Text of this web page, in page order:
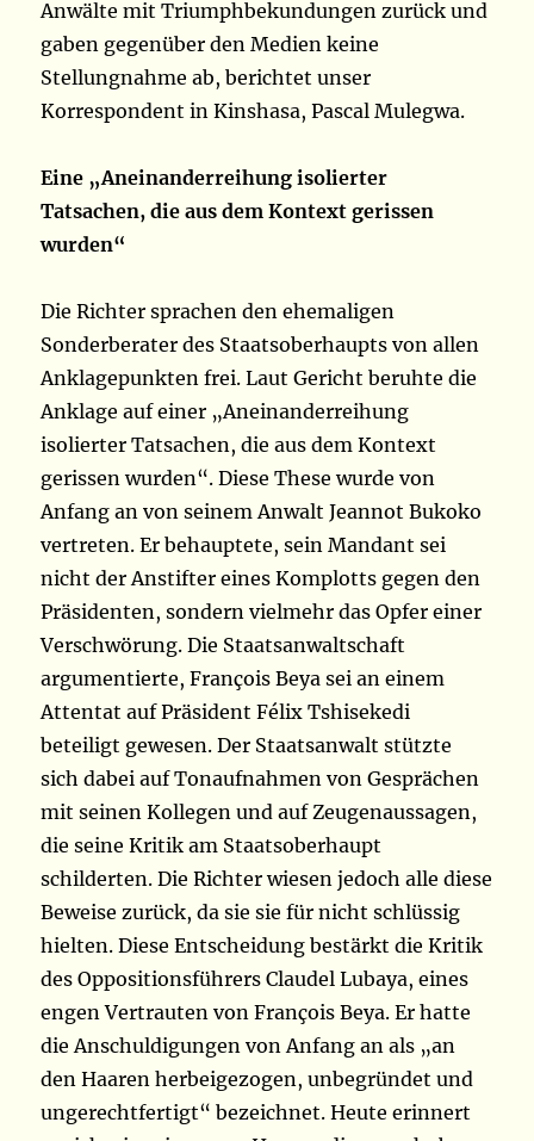
Anwälte mit Triumphbekundungen zurück und
gaben gegenüber den Medien keine
Stellungnahme ab, berichtet unser
Korrespondent in Kinshasa, Pascal Mulegwa.
Eine „Aneinanderreihung isolierter
Tatsachen, die aus dem Kontext gerissen
wurden“
Die Richter sprachen den ehemaligen
Sonderberater des Staatsoberhaupts von allen
Anklagepunkten frei. Laut Gericht beruhte die
Anklage auf einer „Aneinanderreihung
isolierter Tatsachen, die aus dem Kontext
gerissen wurden“. Diese These wurde von
Anfang an von seinem Anwalt Jeannot Bukoko
vertreten. Er behauptete, sein Mandant sei
nicht der Anstifter eines Komplotts gegen den
Präsidenten, sondern vielmehr das Opfer einer
Verschwörung. Die Staatsanwaltschaft
argumentierte, François Beya sei an einem
Attentat auf Präsident Félix Tshisekedi
beteiligt gewesen. Der Staatsanwalt stützte
sich dabei auf Tonaufnahmen von Gesprächen
mit seinen Kollegen und auf Zeugenaussagen,
die seine Kritik am Staatsoberhaupt
schilderten. Die Richter wiesen jedoch alle diese
Beweise zurück, da sie sie für nicht schlüssig
hielten. Diese Entscheidung bestärkt die Kritik
des Oppositionsführers Claudel Lubaya, eines
engen Vertrauten von François Beya. Er hatte
die Anschuldigungen von Anfang an als „an
den Haaren herbeigezogen, unbegründet und
ungerechtfertigt“ bezeichnet. Heute erinnert